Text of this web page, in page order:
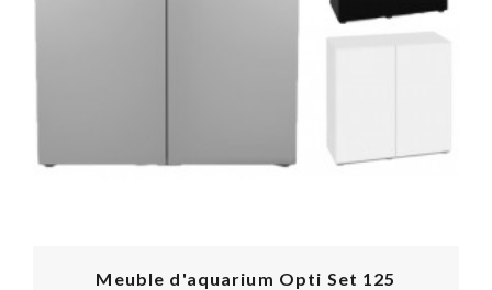
Meuble d'aquarium Opti Set 125